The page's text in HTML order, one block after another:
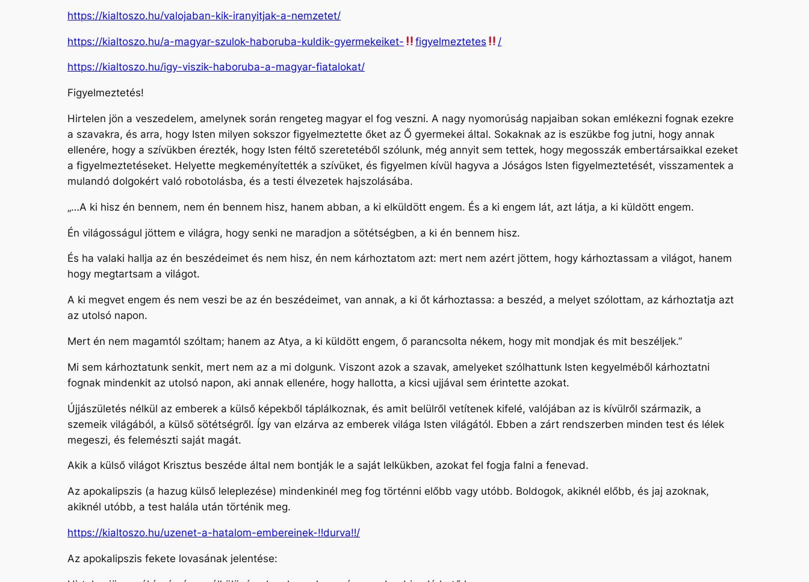
https://kialtoszo.hu/valojaban-kik-iranyitjak-a-nemzetet/
https://kialtoszo.hu/a-magyar-szulok-haboruba-kuldik-gyermekeiket- figyelmeztetes /
https://kialtoszo.hu/igy-viszik-haboruba-a-magyar-fiatalokat/
Figyelmeztetés!
Hirtelen jön a veszedelem, amelynek során rengeteg magyar el fog veszni. A nagy nyomorúság napjaiban sokan emlékezni fognak ezekre
a szavakra, és arra, hogy Isten milyen sokszor figyelmeztette őket az Ő gyermekei által. Sokaknak az is eszükbe fog jutni, hogy annak
ellenére, hogy a szívükben érezték, hogy Isten féltő szeretetéből szólunk, még annyit sem tettek, hogy megosszák embertársaikkal ezeket
a figyelmeztetéseket. Helyette megkeményítették a szívüket, és figyelmen kívül hagyva a Jóságos Isten figyelmeztetését, visszamentek a
mulandó dolgokért való robotolásba, és a testi élvezetek hajszolásába.
„…A ki hisz én bennem, nem én bennem hisz, hanem abban, a ki elküldött engem. És a ki engem lát, azt látja, a ki küldött engem.
Én világosságul jöttem e világra, hogy senki ne maradjon a sötétségben, a ki én bennem hisz.
És ha valaki hallja az én beszédeimet és nem hisz, én nem kárhoztatom azt: mert nem azért jöttem, hogy kárhoztassam a világot, hanem
hogy megtartsam a világot.
A ki megvet engem és nem veszi be az én beszédeimet, van annak, a ki őt kárhoztassa: a beszéd, a melyet szólottam, az kárhoztatja azt
az utolsó napon.
Mert én nem magamtól szóltam; hanem az Atya, a ki küldött engem, ő parancsolta nékem, hogy mit mondjak és mit beszéljek.”
Mi sem kárhoztatunk senkit, mert nem az a mi dolgunk. Viszont azok a szavak, amelyeket szólhattunk Isten kegyelméből kárhoztatni
fognak mindenkit az utolsó napon, aki annak ellenére, hogy hallotta, a kicsi ujjával sem érintette azokat.
Újjászületés nélkül az emberek a külső képekből táplálkoznak, és amit belülről vetítenek kifelé, valójában az is kívülről származik, a
szemeik világából, a külső sötétségről. Így van elzárva az emberek világa Isten világától. Ebben a zárt rendszerben minden test és lélek
megeszi, és felemészti saját magát.
Akik a külső világot Krisztus beszéde által nem bontják le a saját lelkükben, azokat fel fogja falni a fenevad.
Az apokalipszis (a hazug külső leleplezése) mindenkinél meg fog történni előbb vagy utóbb. Boldogok, akiknél előbb, és jaj azoknak,
akiknél utóbb, a test halála után történik meg.
https://kialtoszo.hu/uzenet-a-hatalom-embereinek-‼durva‼/
Az apokalipszis fekete lovasának jelentése: